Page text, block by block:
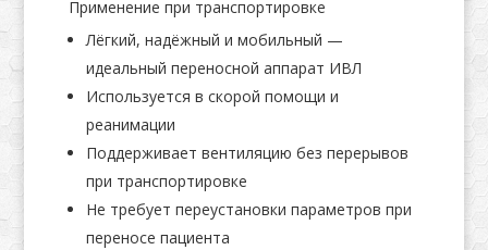
Применение при транспортировке
Лёгкий, надёжный и мобильный —
идеальный переносной аппарат ИВЛ
Используется в скорой помощи и
реанимации
Поддерживает вентиляцию без перерывов
при транспортировке
Не требует переустановки параметров при
переносе пациента